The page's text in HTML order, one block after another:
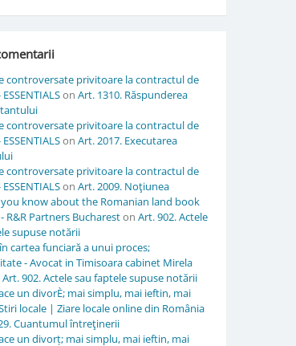
controversate privitoare la contractul de
on Art. 1310. Răspunderea
controversate privitoare la contractul de
on Art. 2017. Executarea
controversate privitoare la contractul de
on Art. 2009. Noţiunea
know about the Romanian land book
R&R Partners Buchareston Art. 902. Actele
supuse notării
cartea funciară a unui proces;
- Avocat in Timisoara cabinet Mirela
Art. 902. Actele sau faptele supuse notării
un divorÈ; mai simplu, mai ieftin, mai
locale | Ziare locale online din România
Cuantumul întreţinerii
un divorț; mai simplu, mai ieftin, mai